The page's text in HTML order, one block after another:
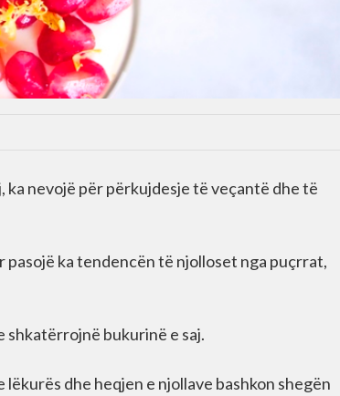
ka nevojë për përkujdesje të veçantë dhe të
ka tendencën të njolloset nga puçrrat,
shkatërrojnë bukurinë e saj.
dhe heqjen e njollave bashkon shegën